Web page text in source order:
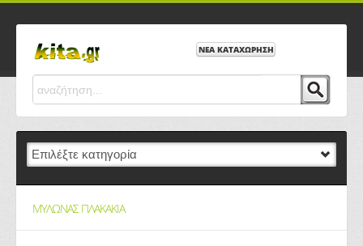
ΝΕΑ ΚΑΤΑΧΩΡΗΣΗ
ΜΥΛΩΝΑΣ ΠΛΑΚΑΚΙΑ